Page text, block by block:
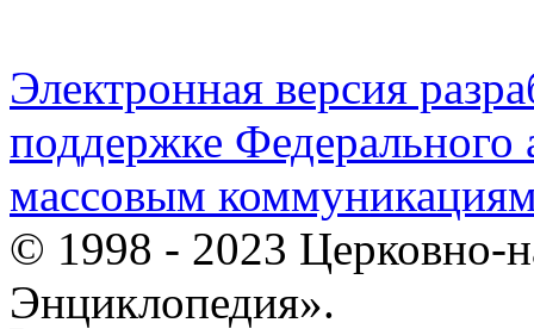
Электронная версия
поддержке Федерального
массовым
© 1998 - 2023 Церковно-
Энциклопедия».